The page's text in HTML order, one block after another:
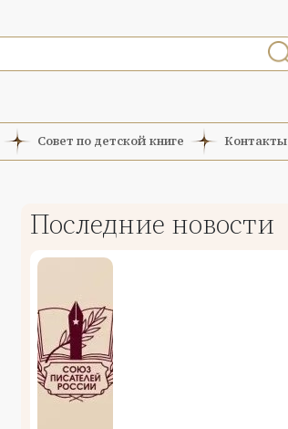
Совет по детской книге Контакты
Последние новости